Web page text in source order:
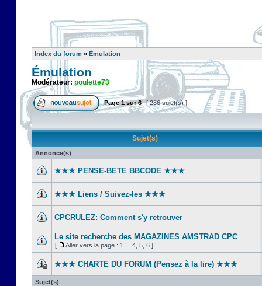
Index du forum » Émulation
Émulation
Modérateur: poulette73
Page1sur6 [ 286 sujet(s) ]
Sujet(s)
Annonce(s)
★★★ PENSE-BETE BBCODE ★★★
★★★ Liens / Suivez-les ★★★
CPCRULEZ: Comment s'y retrouver‎
Le site recherche des MAGAZINES AMSTRAD CPC
[ Aller vers la page : 1 4 5 6 ]
★★★ CHARTE DU FORUM (Pensez à la lire) ★★★
Sujet(s)